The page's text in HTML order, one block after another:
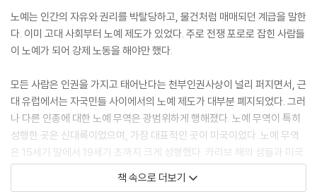
노예는 인간의 자유와 권리를 박탈당하고, 물건처럼 매매되던 계급을 말한
다. 이미 고대 사회부터 노예 제도가 있었다. 주로 전쟁 포로로 잡힌 사람들
이 노예가 되어 강제 노동을 해야만 했다.
모든 사람은 인권을 가지고 태어난다는 천부인권사상이 널리 퍼지면서, 근
대 유럽에서는 자국민들 사이에서의 노예 제도가 대부분 폐지되었다. 그러
나 다른 인종에 대한 노예 무역은 광범위하게 행해졌다. 노예 무역이 특히
성행한 곳은 신대륙이었으며, 가장 대표적인 곳이 미국이었다. 노예 무역
은 15세기 말에서 19세기 초까지 크게 성행했다. 카리브 해의 섬들과 미국
남부 지역의 플랜테이션* 농장주는 원래 인디언과 원주민을 고용해 사탕
수수, 담배, 목화 등을 재배했다. 그러나 착취와 학대, 이에 따른 도주 등으
책 속으로 더보기